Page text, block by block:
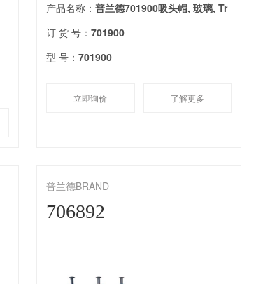
产品名称：普兰德701900吸头帽, 玻璃, Tr
订 货 号：701900
型 号：701900
立即询价 了解更多
普兰德BRAND
706892